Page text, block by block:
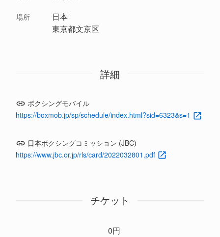
場所
日本
東京都文京区
詳細
ボクシングモバイル
https://boxmob.jp/sp/schedule/index.html?sid=6323&s=1
日本ボクシングコミッション (JBC)
https://www.jbc.or.jp/rls/card/2022032801.pdf
チケット
0円